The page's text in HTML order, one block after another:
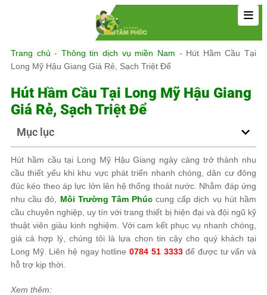
Trang chủ - Thông tin dịch vụ miền Nam - Hút Hầm Cầu Tại
Long Mỹ Hậu Giang Giá Rẻ, Sạch Triệt Để
Hút Hầm Cầu Tại Long Mỹ Hậu Giang
Giá Rẻ, Sạch Triệt Để
Mục lục
Hút hầm cầu tại Long Mỹ Hậu Giang ngày càng trở thành nhu
cầu thiết yếu khi khu vực phát triển nhanh chóng, dân cư đông
đúc kéo theo áp lực lớn lên hệ thống thoát nước. Nhằm đáp ứng
nhu cầu đó, Môi Trường Tâm Phúc cung cấp dịch vụ hút hầm
cầu chuyên nghiệp, uy tín với trang thiết bị hiện đại và đội ngũ kỹ
thuật viên giàu kinh nghiệm. Với cam kết phục vụ nhanh chóng,
giá cả hợp lý, chúng tôi là lựa chọn tin cậy cho quý khách tại
Long Mỹ. Liên hệ ngay hotline0784 51 3333để được tư vấn và
hỗ trợ kịp thời.
Xem thêm: